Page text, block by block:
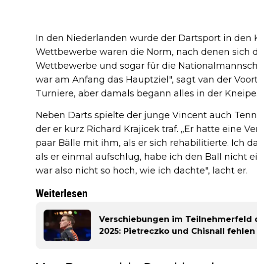
In den Niederlanden wurde der Dartsport in den
Wettbewerbe waren die Norm, nach denen sich
Wettbewerbe und sogar für die
war am Anfang das Hauptziel", sagt van der
Turniere, aber damals begann alles in der
Neben Darts spielte der junge Vincent auch
der er kurz Richard Krajicek traf. „Er hatte eine
paar Bälle mit ihm, als er sich rehabilitierte. Ich
als er einmal aufschlug, habe ich den Ball nicht
war also nicht so hoch, wie ich dachte", lacht er.
Weiterlesen
Verschiebungen im Teilnehmerfeld
2025: Pietreczko und Chisnall fehlen